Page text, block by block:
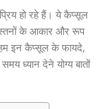
हो रहे हैं। ये कैप्सूल
स्तनों के आकार और रूप
इन कैप्सूल के फायदे,
ध्यान देने योग्य बातों